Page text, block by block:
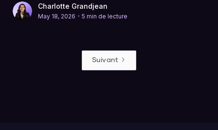
Charlotte Grandjean
May 18, 2026 • 5 min de lecture
Suivant